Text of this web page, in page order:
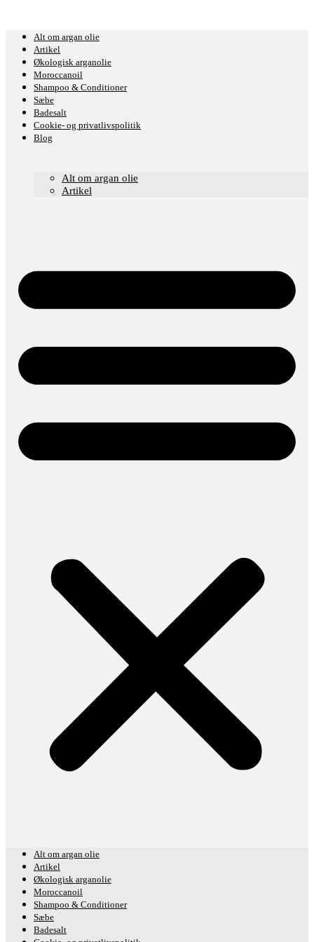
Alt om argan olie
Artikel
Økologisk arganolie
Moroccanoil
Shampoo & Conditioner
Sæbe
Badesalt
Cookie- og privatlivspolitik
Blog
Alt om argan olie
Artikel
Alt om argan olie
Artikel
Økologisk arganolie
Moroccanoil
Shampoo & Conditioner
Sæbe
Badesalt